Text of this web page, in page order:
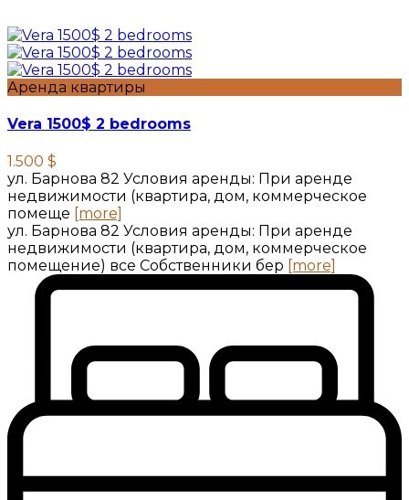
Аренда квартиры
Vera 1500$ 2 bedrooms
1.500 $
ул. Барнова 82 Условия аренды: При аренде
недвижимости (квартира, дом, коммерческое
помеще [more]
ул. Барнова 82 Условия аренды: При аренде
недвижимости (квартира, дом, коммерческое
помещение) все Собственники бер [more]